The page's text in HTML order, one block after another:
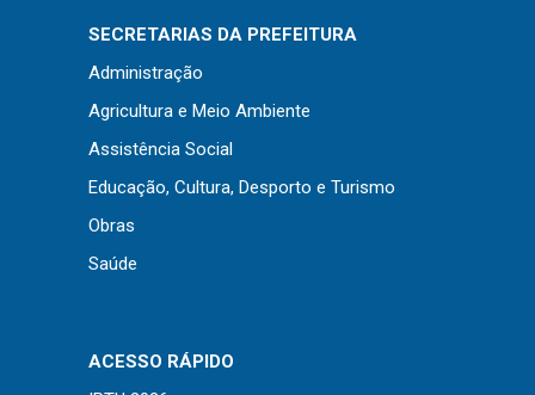
SECRETARIAS DA PREFEITURA
Administração
Agricultura e Meio Ambiente
Assistência Social
Educação, Cultura, Desporto e Turismo
Obras
Saúde
ACESSO RÁPIDO